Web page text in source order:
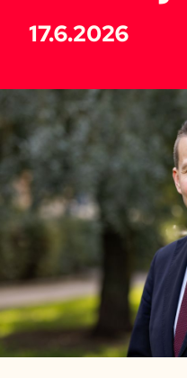
17.6.2026